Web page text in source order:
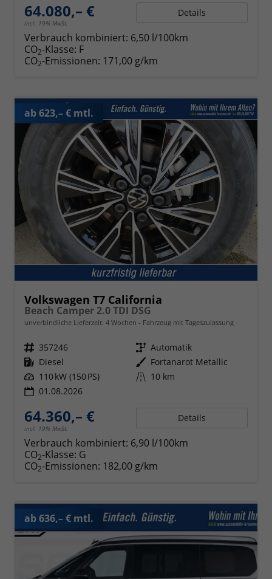
64.080,– €
incl. 19% MwSt.
Details
Verbrauch kombiniert: 6,50 l/100km
CO2-Klasse: F
CO2-Emissionen: 171,00 g/km
ab 623,– € mtl.
Volkswagen T7 California
Beach Camper 2.0 TDI DSG
unverbindliche Lieferzeit: 4 Wochen Fahrzeug mit Tageszulassung
Fahrzeugnr. 357246 Getriebe Automatik
Kraftstoff Diesel Außenfarbe Fortanarot Metallic
Leistung 110 kW (150 PS) Kilometerstand 10 km
01.08.2026
64.360,– €
incl. 19% MwSt.
Details
Verbrauch kombiniert: 6,90 l/100km
CO2-Klasse: G
CO2-Emissionen: 182,00 g/km
ab 636,– € mtl.